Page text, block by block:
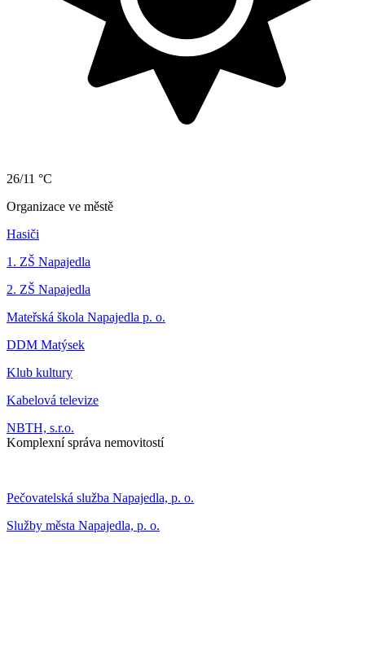
26/11 °C
Organizace ve městě
Hasiči
1. ZŠ Napajedla
2. ZŠ Napajedla
Mateřská škola Napajedla p. o.
DDM Matýsek
Klub kultury
Kabelová televize
NBTH, s.r.o.
Komplexní správa nemovitostí
Pečovatelská služba Napajedla, p. o.
Služby města Napajedla, p. o.